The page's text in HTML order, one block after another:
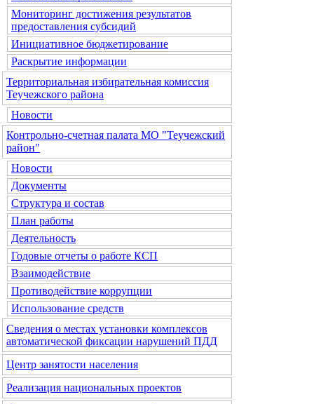
Мониторинг достижения результатов
предоставления субсидий
Инициативное бюджетирование
Раскрытие информации
Территориальная избирательная комиссия
Теучежского района
Новости
Контрольно-счетная палата МО "Теучежский
район"
Новости
Документы
Структура и состав
План работы
Деятельность
Годовые отчеты о работе КСП
Взаимодействие
Противодействие коррупции
Использование средств
Сведения о местах установки комплексов
автоматической фиксации нарушений ПДД
Центр занятости населения
Реализация национальных проектов